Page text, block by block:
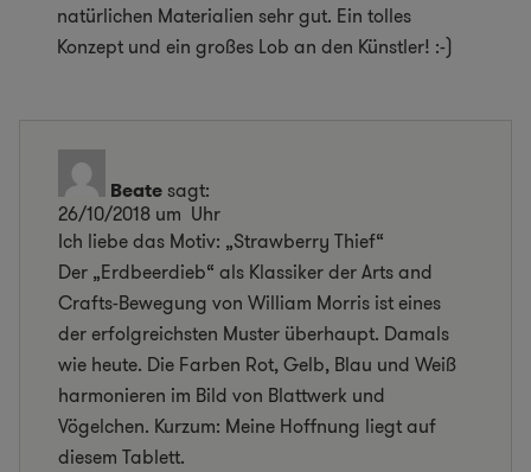
natürlichen Materialien sehr gut. Ein tolles
Konzept und ein großes Lob an den Künstler! :-)
Beatesagt:
26/10/2018 um Uhr
Ich liebe das Motiv: „Strawberry Thief“
Der „Erdbeerdieb“ als Klassiker der Arts and
Crafts-Bewegung von William Morris ist eines
der erfolgreichsten Muster überhaupt. Damals
wie heute. Die Farben Rot, Gelb, Blau und Weiß
harmonieren im Bild von Blattwerk und
Vögelchen. Kurzum: Meine Hoffnung liegt auf
diesem Tablett.